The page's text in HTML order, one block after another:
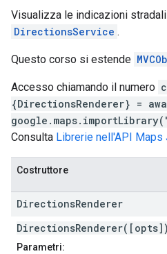
Visualizza le indicazioni
DirectionsService .
Questo corso si estende
Accesso chiamando il numero
{DirectionsRenderer} =
Consulta Librerie nell'API Maps
Costruttore
DirectionsRenderer
DirectionsRenderer([opts])
Parametri: